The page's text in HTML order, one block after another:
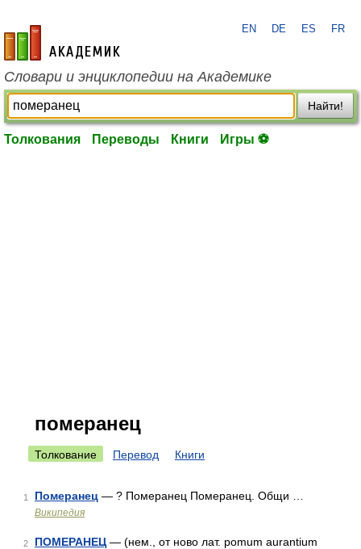
academic.ru
EN DE ES FR
Словари и энциклопедии на Академике
Найти!
Толкования Переводы Книги Игры ⚽
померанец
Толкование Перевод Книги
1 Померанец — ? Померанец Померанец. Общи …
Википедия
2 ПОМЕРАНЕЦ — (нем., от ново лат. pomum aurantium